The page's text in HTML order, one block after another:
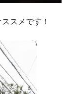
スメです！